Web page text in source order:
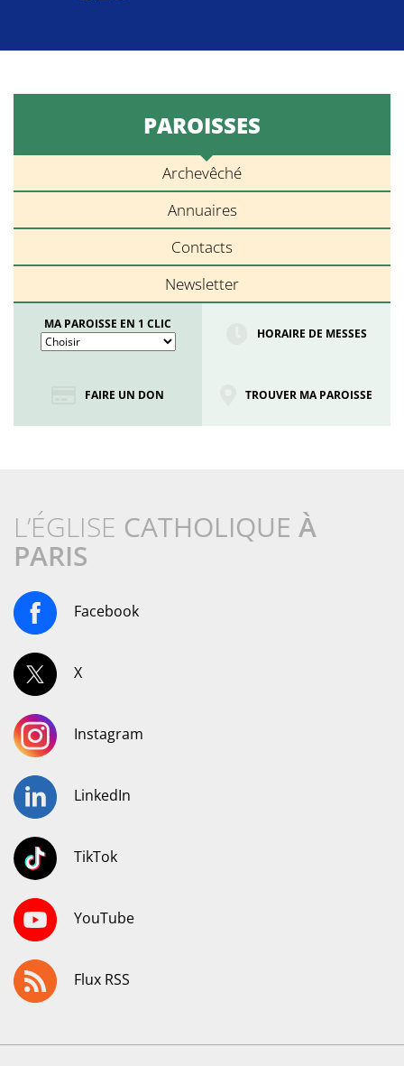
PAROISSES
Archevêché
Annuaires
Contacts
Newsletter
MA PAROISSE EN 1 CLIC
HORAIRE DE MESSES
FAIRE UN DON TROUVER MA PAROISSE
L’ÉGLISE CATHOLIQUE À
PARIS
Facebook
X
Instagram
LinkedIn
TikTok
YouTube
Flux RSS